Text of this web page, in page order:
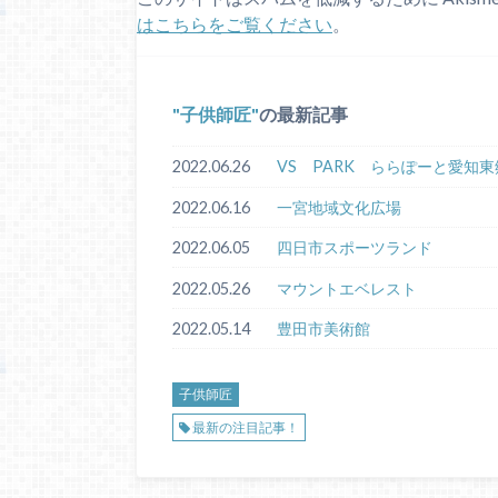
はこちらをご覧ください。
子供師匠 の最新記事
2022.06.26 VS PARK ららぽーと愛知東
2022.06.16 一宮地域文化広場
2022.06.05 四日市スポーツランド
2022.05.26 マウントエベレスト
2022.05.14 豊田市美術館
子供師匠
最新の注目記事！